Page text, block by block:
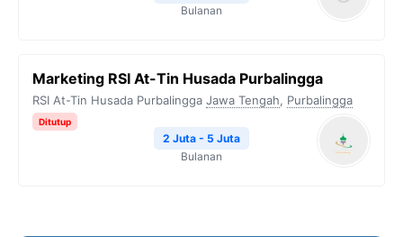
Bulanan
Marketing RSI At-Tin Husada Purbalingga
RSI At-Tin Husada Purbalingga Jawa Tengah, Purbalingga
Ditutup
2 Juta - 5 Juta
Bulanan